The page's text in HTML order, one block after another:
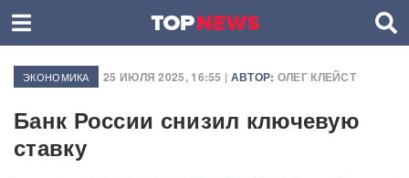
ЭКОНОМИКА 25 ИЮЛЯ 2025, 16:55 | АВТОР: ОЛЕГ КЛЕЙСТ
Банк России снизил ключевую
ставку